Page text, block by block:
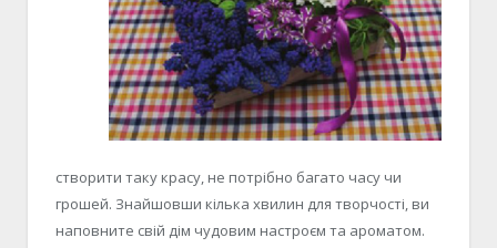
створити таку красу, не потрібно багато часу чи
грошей. Знайшовши кілька хвилин для творчості, ви
наповните свій дім чудовим настроєм та ароматом.